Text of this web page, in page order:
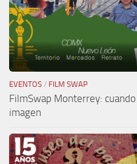
EVENTOS / FILM SWAP
FilmSwap Monterrey:
imagen